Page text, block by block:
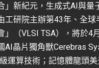
新紀元，生成式AI與量
研院主辦第43年、全
（VLSI TSA），將於4
晶片獨角獸Cerebras
運算技術；記憶體龍頭